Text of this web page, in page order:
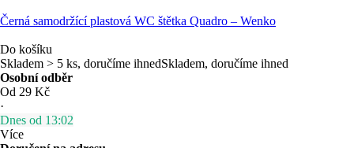
Černá samodržící plastová WC štětka Quadro – Wenko
Do košíku
Skladem > 5 ks, doručíme ihnedSkladem, doručíme ihned
Osobní odběr
Od 29 Kč
·
Dnes od 13:02
Více